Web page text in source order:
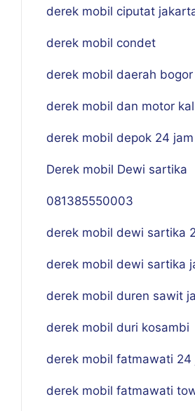
derek mobil ciputat
derek mobil condet
derek mobil daerah bogor
derek mobil dan motor
derek mobil depok 24 jam
Derek mobil Dewi sartika
081385550003
derek mobil dewi sartika
derek mobil dewi sartika
derek mobil duren sawit
derek mobil duri kosambi
derek mobil fatmawati 24
derek mobil fatmawati